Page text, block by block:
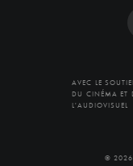
AVEC LE
DU CINÉMA ET
L'AUDIOVISUEL
© 2026